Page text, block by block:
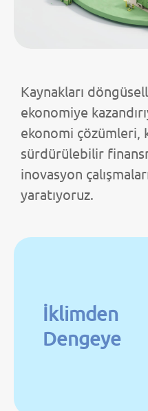
Kaynakları
ekonomiye
ekonomi çözümleri,
sürdürülebilir
inovasyon
yaratıyoruz.
İklimden
Dengeye